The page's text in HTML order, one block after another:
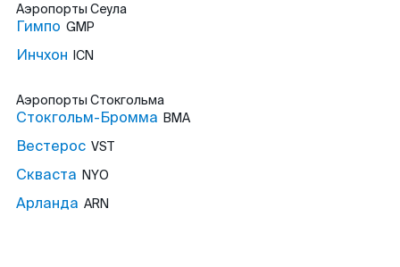
Аэропорты Сеула
Гимпо GMP
Инчхон ICN
Аэропорты Стокгольма
Стокгольм-Бромма BMA
Вестерос VST
Скваста NYO
Арланда ARN